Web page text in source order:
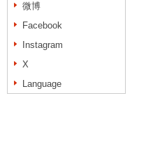
微博
Facebook
Instagram
X
Language